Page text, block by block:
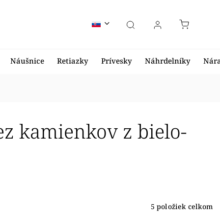
Náušnice Retiazky Prívesky Náhrdelníky
kamienkov z bielo-
5 položiek celkom